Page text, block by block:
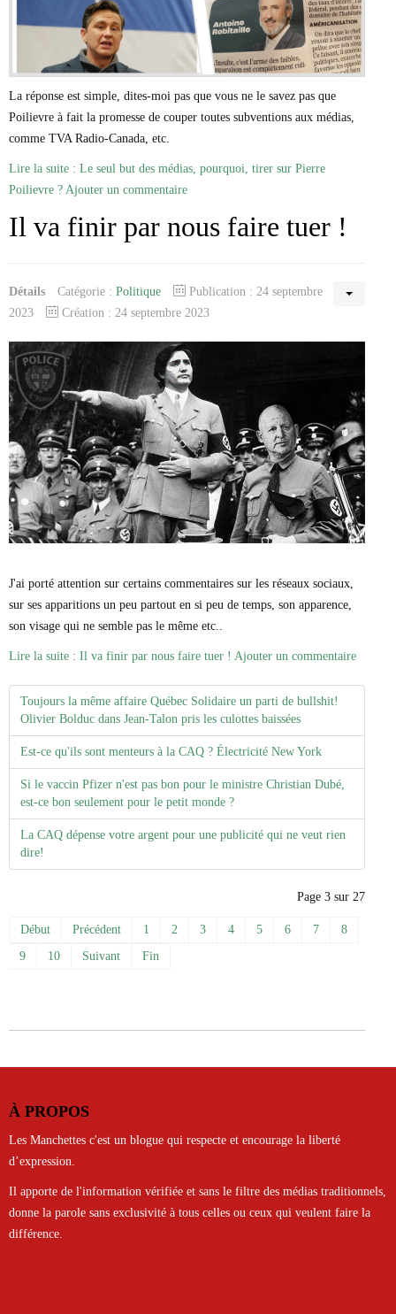
La réponse est simple, dites-moi pas que vous ne le savez pas que
Poilievre à fait la promesse de couper toutes subventions aux médias,
comme TVA Radio-Canada, etc.
Lire la suite : Le seul but des médias, pourquoi, tirer sur Pierre
Poilievre ? Ajouter un commentaire
Il va finir par nous faire tuer !
Détails Catégorie : Politique
Publication : 24 septembre
2023
Création : 24 septembre 2023
J'ai porté attention sur certains commentaires sur les réseaux sociaux,
sur ses apparitions un peu partout en si peu de temps, son apparence,
son visage qui ne semble pas le même etc..
Lire la suite : Il va finir par nous faire tuer ! Ajouter un commentaire
Toujours la même affaire Québec Solidaire un parti de bullshit!
Olivier Bolduc dans Jean-Talon pris les culottes baissées
Est-ce qu'ils sont menteurs à la CAQ ? Électricité New York
Si le vaccin Pfizer n'est pas bon pour le ministre Christian Dubé,
est-ce bon seulement pour le petit monde ?
La CAQ dépense votre argent pour une publicité qui ne veut rien
dire!
Page 3 sur 27
Début Précédent 1 2 3 4 5 6 7
8
9
10 Suivant Fin
À PROPOS
Les Manchettes c'est un blogue qui respecte et encourage la liberté
d’expression.
Il apporte de l'information vérifiée et sans le filtre des médias traditionnels,
donne la parole sans exclusivité à tous celles ou ceux qui veulent faire la
différence.